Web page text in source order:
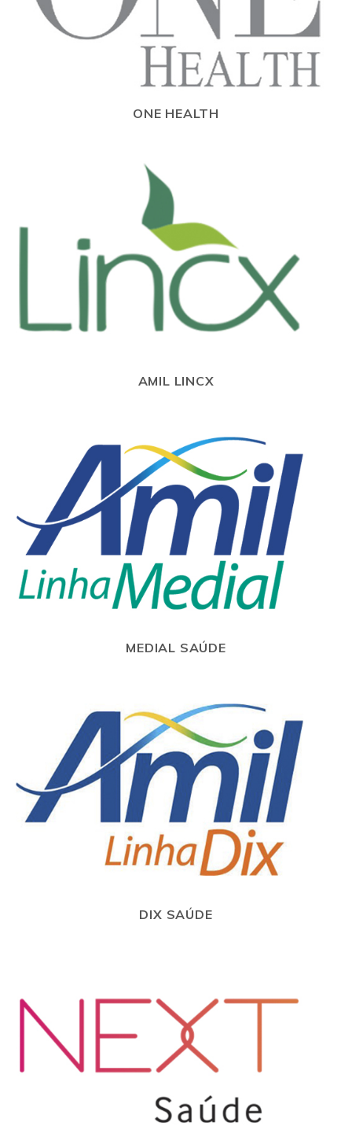
ONE HEALTH
AMIL LINCX
MEDIAL SAÚDE
DIX SAÚDE